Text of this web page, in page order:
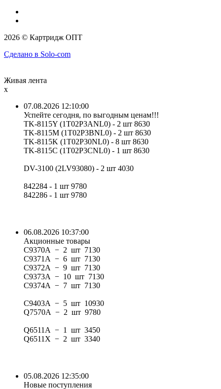
2026 © Картридж ОПТ
Сделано в Solo-com
Живая лента
x
07.08.2026 12:10:00
Успейте сегодня, по выгодным ценам!!!
TK-8115Y (1T02P3ANL0) - 2 шт 8630
TK-8115M (1T02P3BNL0) - 2 шт 8630
TK-8115K (1T02P30NL0) - 8 шт 8630
TK-8115C (1T02P3CNL0) - 1 шт 8630
DV-3100 (2LV93080) - 2 шт 4030
842284 - 1 шт 9780
842286 - 1 шт 9780
06.08.2026 10:37:00
Акционные товары
C9370A − 2 шт 7130
C9371A − 6 шт 7130
C9372A − 9 шт 7130
C9373A − 10 шт 7130
C9374A − 7 шт 7130
C9403A − 5 шт 10930
Q7570A − 2 шт 9780
Q6511A − 1 шт 3450
Q6511X − 2 шт 3340
05.08.2026 12:35:00
Новые поступления